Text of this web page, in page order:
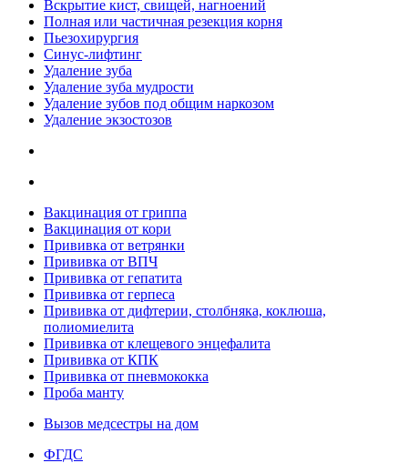
Вскрытие кист, свищей, нагноений
Полная или частичная резекция корня
Пьезохирургия
Синус-лифтинг
Удаление зуба
Удаление зуба мудрости
Удаление зубов под общим наркозом
Удаление экзостозов
Вакцинация от гриппа
Вакцинация от кори
Прививка от ветрянки
Прививка от ВПЧ
Прививка от гепатита
Прививка от герпеса
Прививка от дифтерии, столбняка, коклюша,
полиомиелита
Прививка от клещевого энцефалита
Прививка от КПК
Прививка от пневмококка
Проба манту
Вызов медсестры на дом
ФГДС